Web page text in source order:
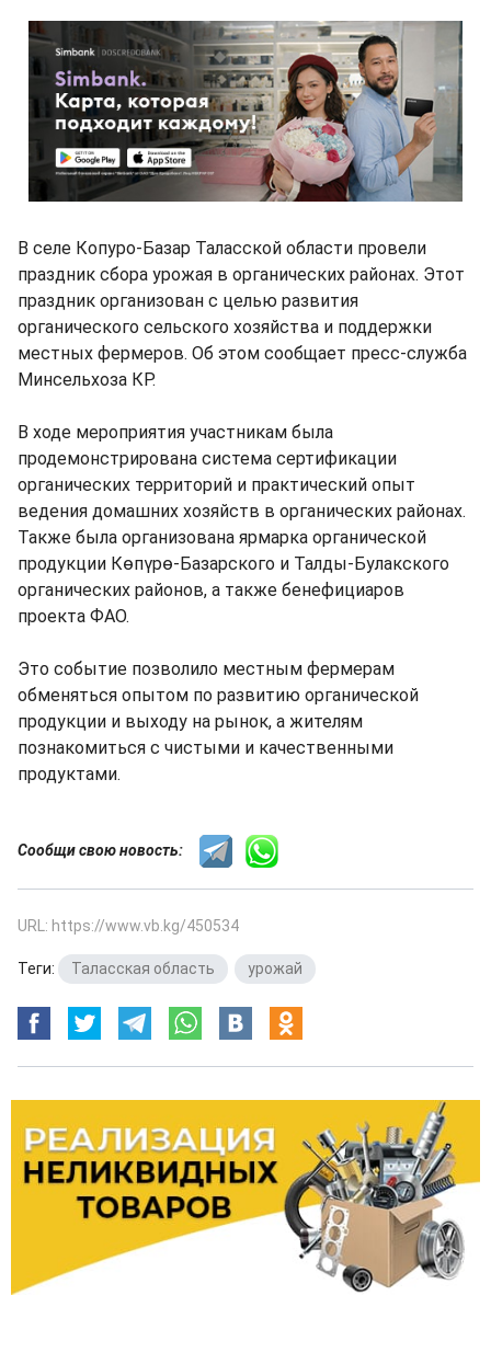
В селе Копуро-Базар Таласской области провели
праздник сбора урожая в органических районах. Этот
праздник организован с целью развития
органического сельского хозяйства и поддержки
местных фермеров. Об этом сообщает пресс-служба
Минсельхоза КР.
В ходе мероприятия участникам была
продемонстрирована система сертификации
органических территорий и практический опыт
ведения домашних хозяйств в органических районах.
Также была организована ярмарка органической
продукции Көпүрө-Базарского и Талды-Булакского
органических районов, а также бенефициаров
проекта ФАО.
Это событие позволило местным фермерам
обменяться опытом по развитию органической
продукции и выходу на рынок, а жителям
познакомиться с чистыми и качественными
продуктами.
Сообщи свою новость:
URL: https://www.vb.kg/450534
Теги: Таласская область урожай